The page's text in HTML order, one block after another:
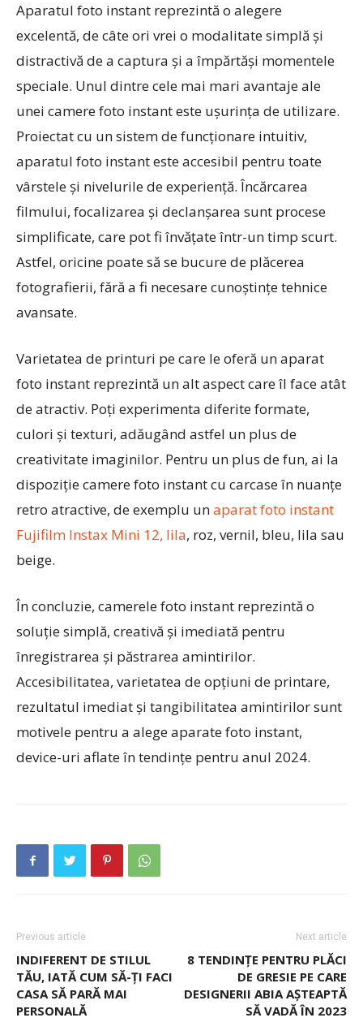
Aparatul foto instant reprezintă o alegere
excelentă, de câte ori vrei o modalitate simplă și
distractivă de a captura și a împărtăși momentele
speciale. Unul dintre cele mai mari avantaje ale
unei camere foto instant este ușurința de utilizare.
Proiectat cu un sistem de funcționare intuitiv,
aparatul foto instant este accesibil pentru toate
vârstele și nivelurile de experiență. Încărcarea
filmului, focalizarea și declanșarea sunt procese
simplificate, care pot fi învățate într-un timp scurt.
Astfel, oricine poate să se bucure de plăcerea
fotografierii, fără a fi necesare cunoștințe tehnice
avansate.
Varietatea de printuri pe care le oferă un aparat
foto instant reprezintă un alt aspect care îl face atât
de atractiv. Poți experimenta diferite formate,
culori și texturi, adăugând astfel un plus de
creativitate imaginilor. Pentru un plus de fun, ai la
dispoziție camere foto instant cu carcase în nuanțe
retro atractive, de exemplu unaparat foto instant
Fujifilm Instax Mini 12, lila, roz, vernil, bleu, lila sau
beige.
În concluzie, camerele foto instant reprezintă o
soluție simplă, creativă și imediată pentru
înregistrarea și păstrarea amintirilor.
Accesibilitatea, varietatea de opțiuni de printare,
rezultatul imediat și tangibilitatea amintirilor sunt
motivele pentru a alege aparate foto instant,
device-uri aflate în tendințe pentru anul 2024.
Previous article
INDIFERENT DE STILUL
TĂU, IATĂ CUM SĂ-ȚI FACI
CASA SĂ PARĂ MAI
PERSONALĂ
Next article
8 TENDINȚE PENTRU PLĂCI
DE GRESIE PE CARE
DESIGNERII ABIA AȘTEAPTĂ
SĂ VADĂ ÎN 2023